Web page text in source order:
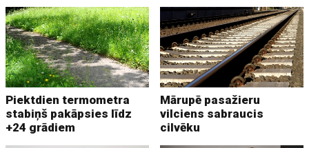
Piektdien termometra
stabiņš pakāpsies līdz
+24 grādiem
Mārupē pasažieru
vilciens sabraucis
cilvēku